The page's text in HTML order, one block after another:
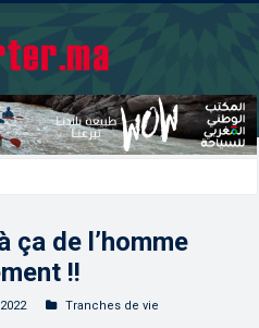
J. Trump Highway”, un
ça de l’homme
!!
Tranches de vie